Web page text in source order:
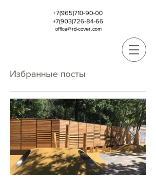
+7(965)710-90-00
+7(903)726-84-66
office@rd-cover.com
Избранные посты